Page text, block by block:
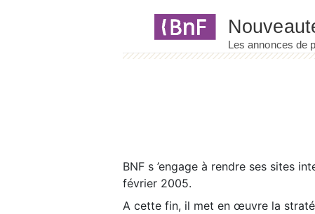
BNF s ’engage à rendre ses sites
février 2005.
A cette fin, il met en œuvre la